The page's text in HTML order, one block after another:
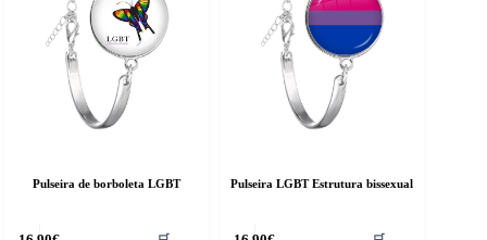
Pulseira de borboleta LGBT Pulseira LGBT Estrutura bissexual